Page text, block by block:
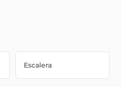
Escalera